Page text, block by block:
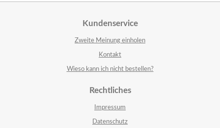
Kundenservice
Zweite Meinung einholen
Kontakt
Wieso kann ich nicht bestellen?
Rechtliches
Impressum
Datenschutz